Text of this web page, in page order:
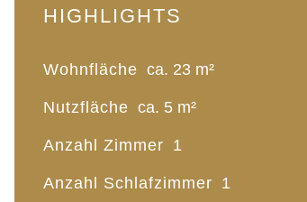
HIGHLIGHTS
Wohnfläche ca. 23 m²
Nutzfläche ca. 5 m²
Anzahl Zimmer 1
Anzahl Schlafzimmer 1